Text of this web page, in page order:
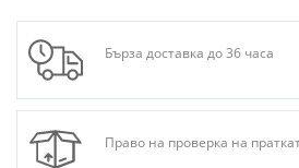
Бърза доставка до 36 часа
Право на проверка на